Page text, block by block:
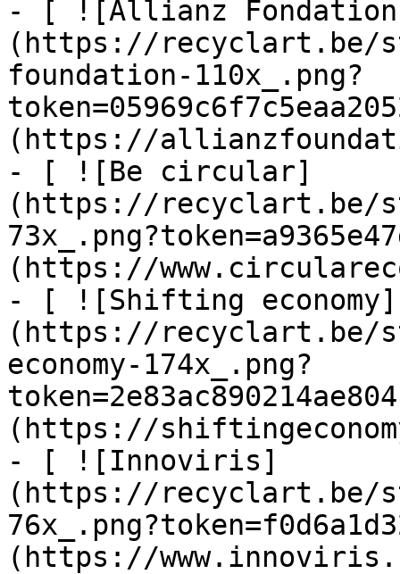
- [ ![Allianz
(https://recyclart.be/
foundation-110x_.png?
(https://
- [ ![Be circular]
(https://recyclart.be/
(https://
- [ ![Shifting economy]
(https://recyclart.be/
economy-174x_.png?
(https://
- [ ![Innoviris]
(https://recyclart.be/
(https://